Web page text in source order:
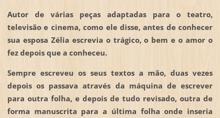
Autor de várias peças adaptadas para o teatro,
televisão e cinema, como ele disse, antes de conhecer
sua esposa Zélia escrevia o trágico, o bem e o amor o
fez depois que a conheceu.
Sempre escreveu os seus textos a mão, duas vezes
depois os passava através da máquina de escrever
para outra folha, e depois de tudo revisado, outra de
forma manuscrita para a última folha onde inseria